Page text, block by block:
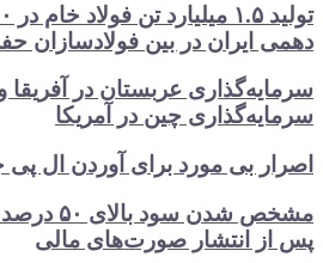
در بین فولادسازان حفظ شد
عربستان در آفریقا و
چین در آمریکا
بی مورد برای آوردن ال پی جی
مشخص
انتشار صورت‌های مالی